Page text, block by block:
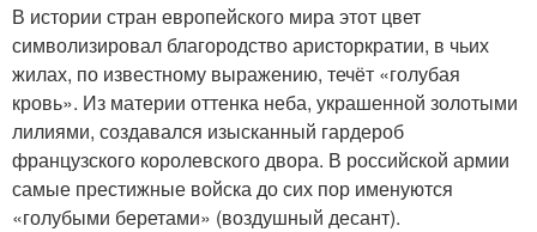
В истории стран европейского мира этот цвет
символизировал благородство аристоркратии, в чьих
жилах, по известному выражению, течёт «голубая
кровь». Из материи оттенка неба, украшенной золотыми
лилиями, создавался изысканный гардероб
французского королевского двора. В российской армии
самые престижные войска до сих пор именуются
«голубыми беретами» (воздушный десант).